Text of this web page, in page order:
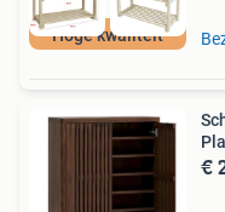
Hoge kwaliteit
€